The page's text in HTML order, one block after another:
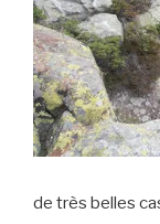
de très belles